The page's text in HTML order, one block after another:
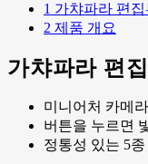
1 가챠파라 편
2 제품 개요
가챠파라 편
미니어처 카메
버튼을 누르면
정통성 있는 5종